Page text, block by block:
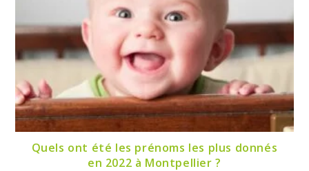
Quels ont été les prénoms les plus donnés
en 2022 à Montpellier ?